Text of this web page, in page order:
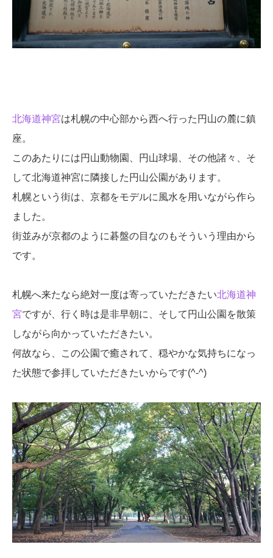
北海道神宮は札幌の中心部から西へ行った円山の麓に鎮
座。
このあたりには円山動物園、円山球場、その他諸々、そ
して北海道神宮に隣接した円山公園があります。
札幌という街は、京都をモデルに風水を用いながら作ら
ました。
街並みが京都のように碁盤の目なのもそういう理由から
です。
札幌へ来たなら絶対一度は寄っていただきたい北海道神
宮ですが、行く時は是非早朝に、そして円山公園を散策
しながら向かっていただきたい。
何故なら、この公園で癒されて、穏やかな気持ちになっ
た状態で参拝していただきたいからです(^-^)